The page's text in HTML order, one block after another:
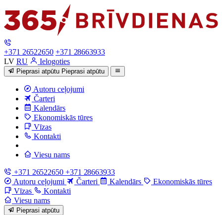
+371 26522650 +371 28663933
LV RU Ielogoties
Pieprasi atpūtu Pieprasi atpūtu
Autoru ceļojumi
Čarteri
Kalendārs
Ekonomiskās tūres
Vīzas
Kontakti
Viesu nams
+371 26522650 +371 28663933
Autoru ceļojumi
Čarteri Kalendārs
Ekonomiskās tūres
Vīzas
Kontakti
Viesu nams
Pieprasi atpūtu